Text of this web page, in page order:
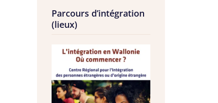
Parcours d’intégration
(lieux)